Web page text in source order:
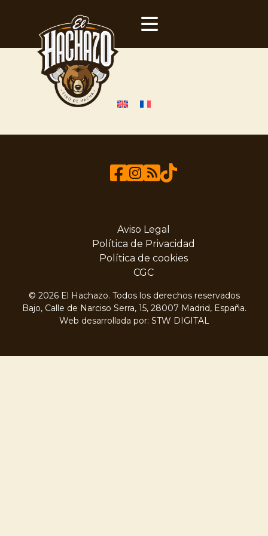
Aviso Legal
Política de Privacidad
Política de cookies
CGC
© 2026 El Hachazo. Todos los derechos reservados
Bajo, Calle de Narciso Serra, 15, 28007 Madrid, España.
Web desarrollada por: STW DIGITAL